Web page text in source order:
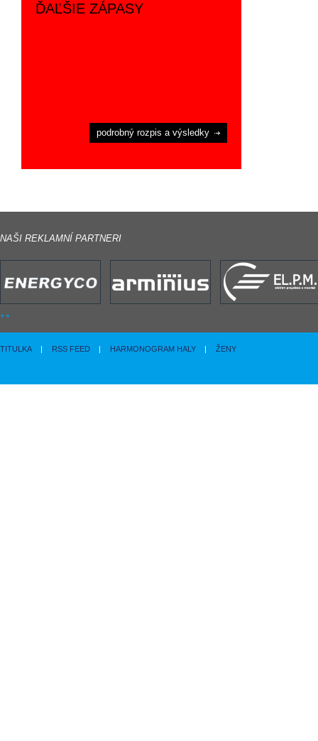
ĎAĽŠIE ZÁPASY
podrobný rozpis a výsledky
NAŠI REKLAMNÍ PARTNERI
TITULKA RSS FEED HARMONOGRAM HALY ŽENY